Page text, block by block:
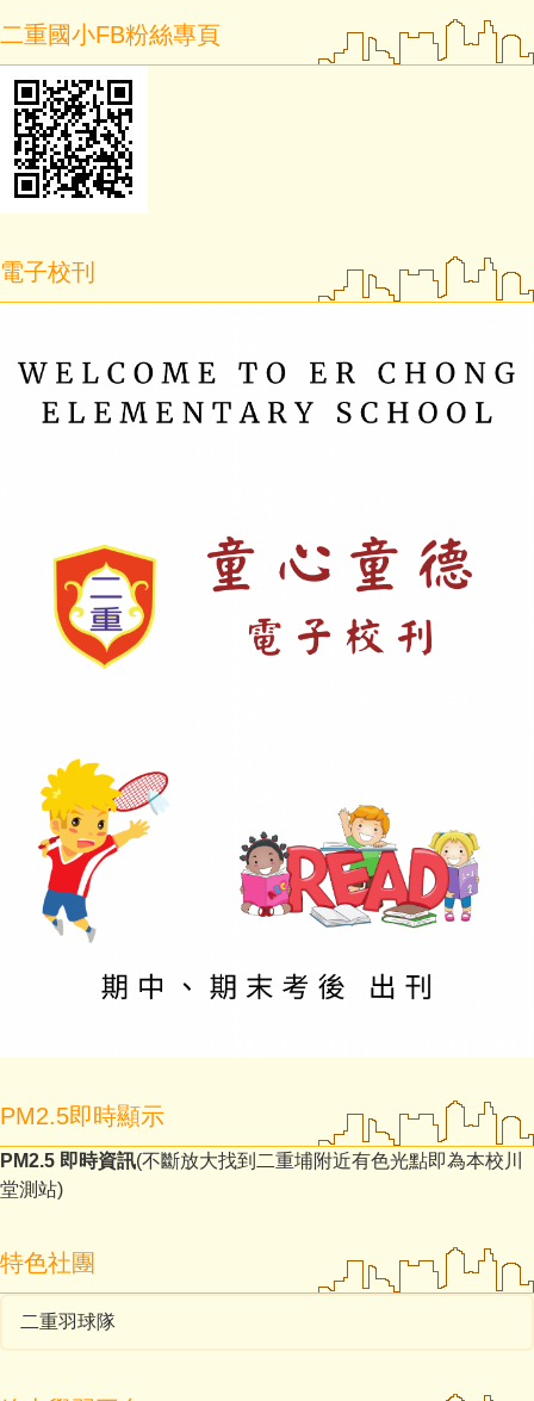
二重國小FB粉絲專頁
電子校刊
PM2.5即時顯示
PM2.5 即時資訊(不斷放大找到二重埔附近有色光點即為本校川
堂測站)
特色社團
二重羽球隊